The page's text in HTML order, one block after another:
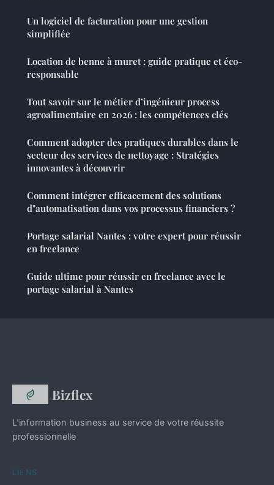
Un logiciel de facturation pour une gestion
simplifiée
Location de benne à muret : guide pratique et éco-
responsable
Tout savoir sur le métier d’ingénieur process
agroalimentaire en 2026 : les compétences clés
Comment adopter des pratiques durables dans le
secteur des services de nettoyage : Stratégies
innovantes à découvrir
Comment intégrer efficacement des solutions
d"automatisation dans vos processus financiers ?
Portage salarial Nantes : votre expert pour réussir
en freelance
Guide ultime pour réussir en freelance avec le
portage salarial à Nantes
Bizflex
L'information business au service de votre réussite
professionnelle
LIENS